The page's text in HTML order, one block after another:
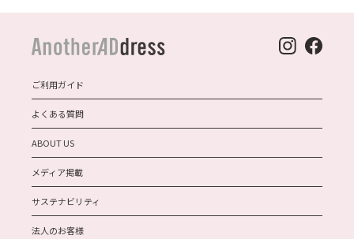
ご利用ガイド
よくある質問
ABOUT US
メディア掲載
サステナビリティ
法人のお客様